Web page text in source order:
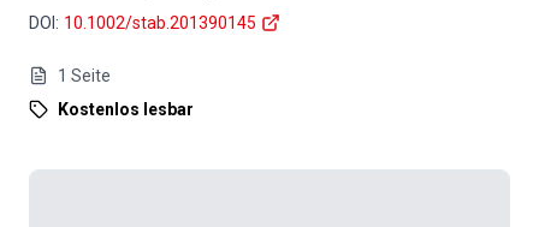
DOI : 10.1002/stab.201390145
1 Seite
Kostenlos lesbar